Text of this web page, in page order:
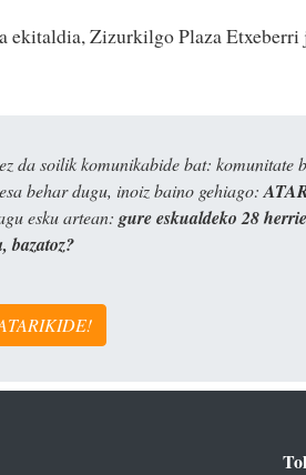
ekitaldia, Zizurkilgo Plaza Etxeberri
da soilik komunikabide bat: komunitate
behar dugu, inoiz baino gehiago:
esku artean: gure eskualdeko 28
bazatoz?